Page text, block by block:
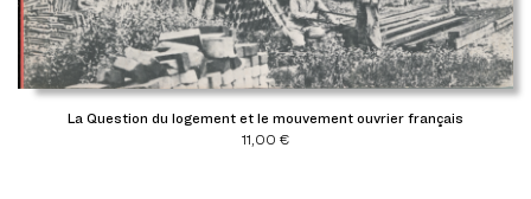
La Question du logement et le mouvement ouvrier français
11,00 €